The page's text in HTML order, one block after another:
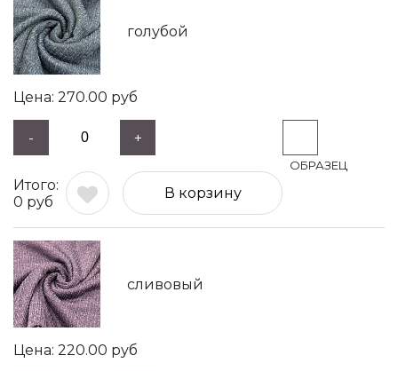
голубой
270.00 руб
- +
0 руб
В корзину
сливовый
220.00 руб